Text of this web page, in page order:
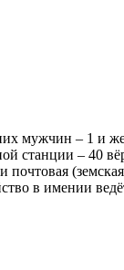
мужчин – 1 и
станции – 40
в имении